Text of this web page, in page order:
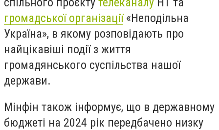
громадської організації«Неподільна
Україна», в якому розповідають про
найцікавіші події з життя
громадянського суспільства нашої
держави.
Мінфін також інформує, що в державному
бюджеті на 2024 рік передбачено низку